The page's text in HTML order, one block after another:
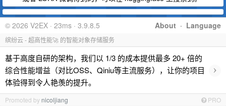
About · Language
© 2026 V2EX · 23ms · 3.9.8.5
缤纷云 - 超高性能🚀 的智能对象存储服务
基于高度自研的架构，我们以 1/3 的成本提供最多 20+ 倍的
综合性能增益（对比OSS、Qiniu等主流服务），让你的项目
体验得到令人艳羡的提升。
›
Promoted by nicoljiang PRO